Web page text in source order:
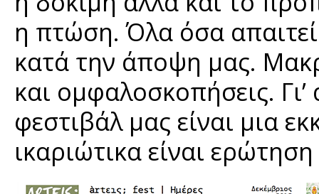
η πτώση. Όλα όσα
κατά την άποψη μας.
και ομφαλοσκοπήσεις.
φεστιβάλ μας είναι μια
ικαριώτικα είναι